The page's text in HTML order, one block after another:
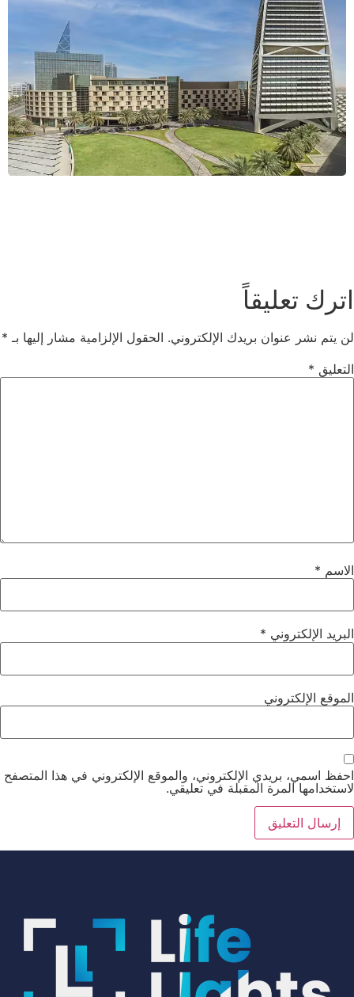
اترك تعليقاً
لن يتم نشر عنوان بريدك الإلكتروني. الحقول الإلزامية مشار إليها بـ *
التعليق *
الاسم *
البريد الإلكتروني *
الموقع الإلكتروني
احفظ اسمي، بريدي الإلكتروني، والموقع الإلكتروني في هذا المتصفح
لاستخدامها المرة المقبلة في تعليقي.